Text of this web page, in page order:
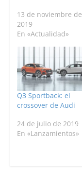
13 de noviembre de
2019
En «Actualidad»
Q3 Sportback: el
crossover de Audi
24 de julio de 2019
En «Lanzamientos»